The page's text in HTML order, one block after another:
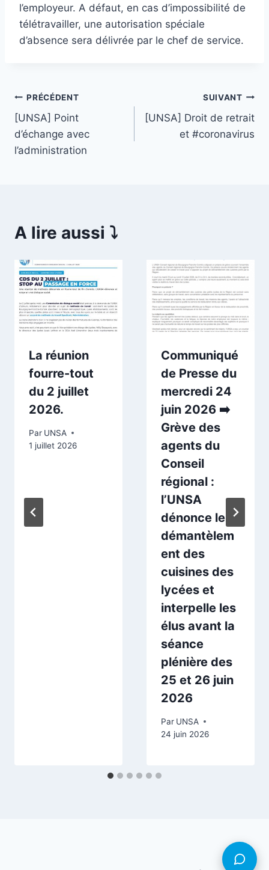
l’employeur. A défaut, en cas d’impos­si­bi­lité de
télé­tra­vailler, une auto­ri­sa­tion spé­ciale
d’absence sera déli­vrée par le chef de ser­vice.
Navigation
de
l’article
PRÉCÉDENT
[UNSA] Point
d’échange avec
l’administration
SUIVANT
[UNSA] Droit de retrait
et #coronavirus
A lire aussi ⤵️
La réunion
fourre-tout
du 2 juillet
2026.
Par UNSA
1 juillet 2026
Communiqué
de Presse du
mercredi 24
juin 2026 ➡️
Grève des
agents du
Conseil
régional :
l’UNSA
dénonce le
démantèlem
ent des
cuisines des
lycées et
interpelle les
élus avant la
séance
plénière des
25 et 26 juin
2026
Par UNSA
24 juin 2026